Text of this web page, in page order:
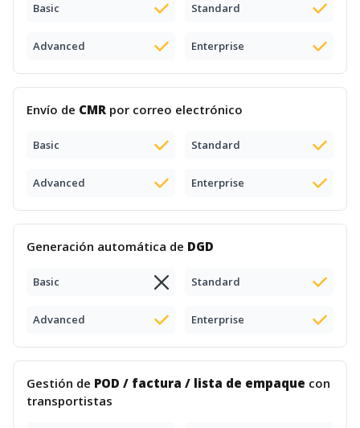
Basic Standard
Advanced Enterprise
Envío de CMR por correo electrónico
Basic Standard
Advanced Enterprise
Generación automática de DGD
Basic Standard
Advanced Enterprise
Gestión de POD / factura / lista de empaque con
transportistas